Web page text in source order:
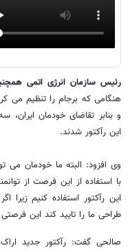
رئیس سازمان انرژی اتمی
هنگامی که برجام را تنظیم می
و بنابر تقاضای خودمان
این رآکتور شدند.
وی افزود: البته ما خودمان می
با استفاده از این فرصت از
این رآکتور استفاده کنیم زیرا
طراحی ما را تایید کند این
صالحی گفت: رآکتور جدید اراک